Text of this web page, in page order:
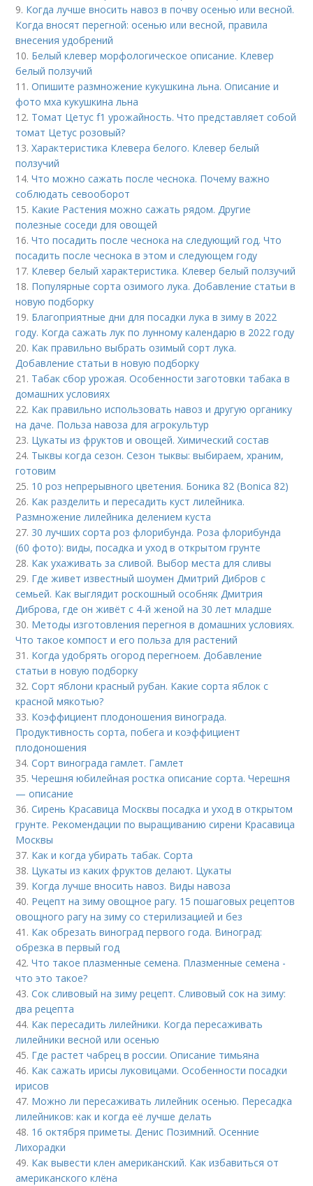
9. Когда лучше вносить навоз в почву осенью или весной.
Когда вносят перегной: осенью или весной, правила
внесения удобрений
10. Белый клевер морфологическое описание. Клевер
белый ползучий
11.Опишите размножение кукушкина льна. Описание и
фото мха кукушкина льна
12. Томат Цетус f1 урожайность. Что представляет собой
томат Цетус розовый?
13.Характеристика Клевера белого. Клевер белый
ползучий
14.Что можно сажать после чеснока. Почему важно
соблюдать севооборот
15. Какие Растения можно сажать рядом. Другие
полезные соседи для овощей
16.Что посадить после чеснока на следующий год. Что
посадить после чеснока в этом и следующем году
17. Клевер белый характеристика. Клевер белый ползучий
18. Популярные сорта озимого лука. Добавление статьи в
новую подборку
19. Благоприятные дни для посадки лука в зиму в 2022
году. Когда сажать лук по лунному календарю в 2022 году
20. Как правильно выбрать озимый сорт лука.
Добавление статьи в новую подборку
21. Табак сбор урожая. Особенности заготовки табака в
домашних условиях
22. Как правильно использовать навоз и другую органику
на даче. Польза навоза для агрокультур
23. Цукаты из фруктов и овощей. Химический состав
24. Тыквы когда сезон. Сезон тыквы: выбираем, храним,
готовим
25. 10 роз непрерывного цветения. Боника 82 (Bonica 82)
26. Как разделить и пересадить куст лилейника.
Размножение лилейника делением куста
27. 30 лучших сорта роз флорибунда. Роза флорибунда
(60 фото): виды, посадка и уход в открытом грунте
28. Как ухаживать за сливой. Выбор места для сливы
29. Где живет известный шоумен Дмитрий Дибров с
семьей. Как выглядит роскошный особняк Дмитрия
Диброва, где он живёт с 4-й женой на 30 лет младше
30. Методы изготовления перегноя в домашних условиях.
Что такое компост и его польза для растений
31. Когда удобрять огород перегноем. Добавление
статьи в новую подборку
32.Сорт яблони красный рубан. Какие сорта яблок с
красной мякотью?
33. Коэффициент плодоношения винограда.
Продуктивность сорта, побега и коэффициент
плодоношения
34.Сорт винограда гамлет. Гамлет
35.Черешня юбилейная ростка описание сорта. Черешня
— описание
36.Сирень Красавица Москвы посадка и уход в открытом
грунте. Рекомендации по выращиванию сирени Красавица
Москвы
37. Как и когда убирать табак. Сорта
38. Цукаты из каких фруктов делают. Цукаты
39. Когда лучше вносить навоз. Виды навоза
40. Рецепт на зиму овощное рагу. 15 пошаговых рецептов
овощного рагу на зиму со стерилизацией и без
41. Как обрезать виноград первого года. Виноград:
обрезка в первый год
42.Что такое плазменные семена. Плазменные семена -
что это такое?
43.Сок сливовый на зиму рецепт. Сливовый сок на зиму:
два рецепта
44. Как пересадить лилейники. Когда пересаживать
лилейники весной или осенью
45. Где растет чабрец в россии. Описание тимьяна
46. Как сажать ирисы луковицами. Особенности посадки
ирисов
47. Можно ли пересаживать лилейник осенью. Пересадка
лилейников: как и когда её лучше делать
48. 16 октября приметы. Денис Позимний. Осенние
Лихорадки
49. Как вывести клен американский. Как избавиться от
американского клёна